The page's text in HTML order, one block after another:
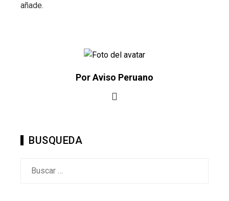
añade.
Por Aviso Peruano
BUSQUEDA